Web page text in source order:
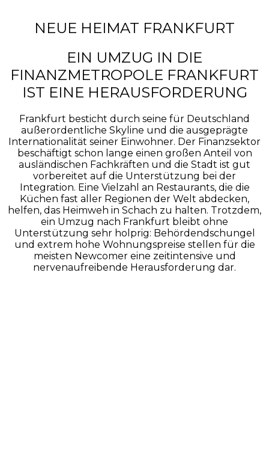
NEUE HEIMAT FRANKFURT
EIN UMZUG IN DIE
FINANZMETROPOLE FRANKFURT
IST EINE HERAUSFORDERUNG
Frankfurt besticht durch seine für Deutschland
außerordentliche Skyline und die ausgeprägte
Internationalität seiner Einwohner. Der Finanzsektor
beschäftigt schon lange einen großen Anteil von
ausländischen Fachkräften und die Stadt ist gut
vorbereitet auf die Unterstützung bei der
Integration. Eine Vielzahl an Restaurants, die die
Küchen fast aller Regionen der Welt abdecken,
helfen, das Heimweh in Schach zu halten. Trotzdem,
ein Umzug nach Frankfurt bleibt ohne
Unterstützung sehr holprig: Behördendschungel
und extrem hohe Wohnungspreise stellen für die
meisten Newcomer eine zeitintensive und
nervenaufreibende Herausforderung dar.